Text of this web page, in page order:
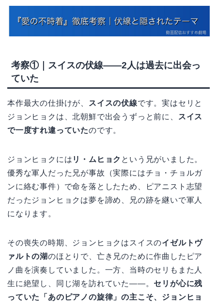
考察①｜スイスの伏線——2人は過去に出会っ
ていた
本作最大の仕掛けが、 スイスの伏線です。実はセリと
ジョンヒョクは、北朝鮮で出会うずっと前に、 スイス
で一度すれ違っていたのです。
ジョンヒョクには リ・ムヒョク という兄がいました。
優秀な軍人だった兄が事故（実際にはチョ・チョルガ
ンに絡む事件）で命を落としたため、ピアニスト志望
だったジョンヒョクは夢を諦め、兄の跡を継いで軍人
になります。
その喪失の時期、ジョンヒョクはスイスのイゼルトヴ
ァルトの湖のほとりで、亡き兄のために作曲したピア
ノ曲を演奏していました。一方、当時のセリもまた人
生に絶望し、同じ湖を訪れていた——。 セリが心に残
っていた「あのピアノの旋律」の主こそ、ジョンヒョ